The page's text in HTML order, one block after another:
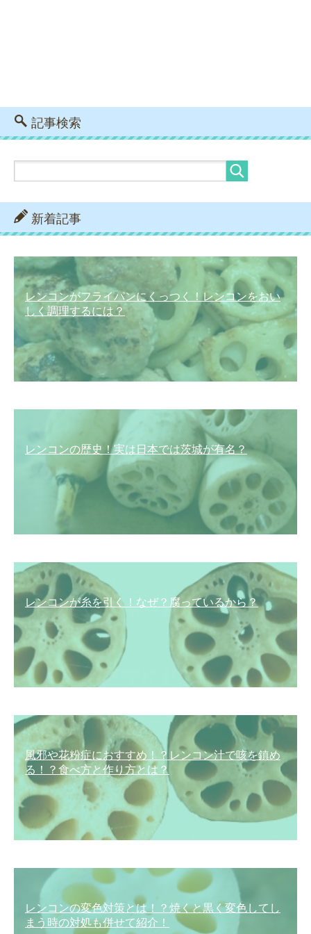
記事検索
新着記事
レンコンがフライパンにくっつく！レンコンをおい
しく調理するには？
レンコンの歴史！実は日本では茨城が有名？
レンコンが糸を引く！なぜ？腐っているから？
風邪や花粉症におすすめ！？レンコン汁で咳を鎮め
る！？食べ方と作り方とは？
レンコンの変色対策とは！？焼くと黒く変色してし
まう時の対処も併せて紹介！